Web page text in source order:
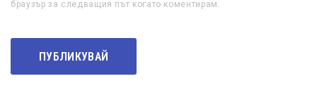
браузър за следващия път когато коментирам.